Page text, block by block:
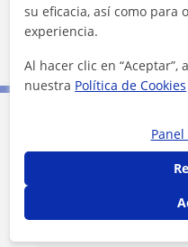
5 km
Contacta con
su eficacia, así como para
experiencia.
Al hacer clic en “Aceptar”,
nuestra Política de Cookies
Panel